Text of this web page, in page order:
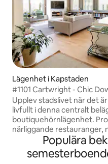
Lägenhet i Kapstaden
#1101 Cartwright - Chic
Lägenhet
Upplev stadslivet när det
livfullt i denna centralt
boutiquehörnlägenhet.
närliggande restauranger,
gallerier, eller koppla av
centrums buller omgiven
skyline. Denna rymliga lägenhet
Populära